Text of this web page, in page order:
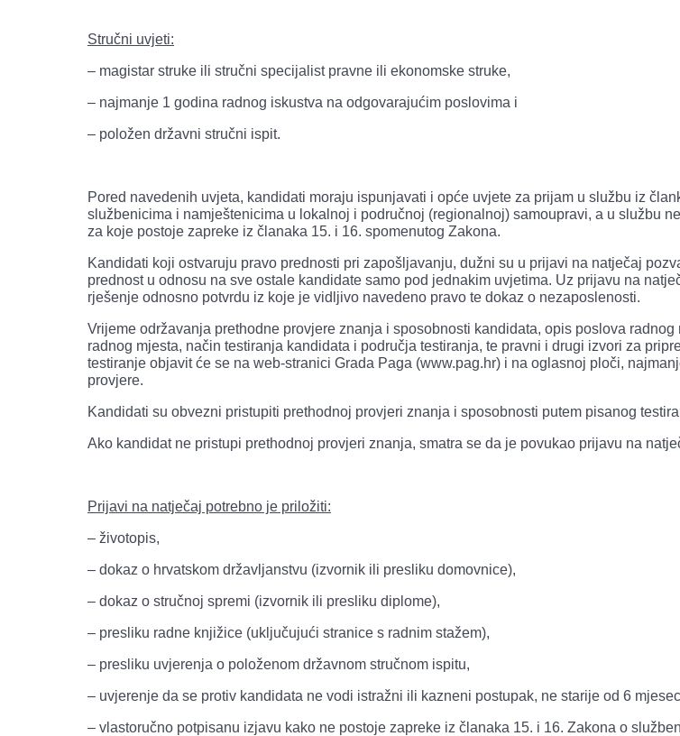
Stručni uvjeti:
– magistar struke ili stručni specijalist pravne ili ekonomske struke,
– najmanje 1 godina radnog iskustva na odgovarajućim poslovima i
– položen državni stručni ispit.
Pored navedenih uvjeta, kandidati moraju ispunjavati i opće uvjete za prijam u službu iz
službenicima i namještenicima u lokalnoj i područnoj (regionalnoj) samoupravi, a u službu
za koje postoje zapreke iz članaka 15. i 16. spomenutog Zakona.
Kandidati koji ostvaruju pravo prednosti pri zapošljavanju, dužni su u prijavi na natječaj
prednost u odnosu na sve ostale kandidate samo pod jednakim uvjetima. Uz prijavu na
rješenje odnosno potvrdu iz koje je vidljivo navedeno pravo te dokaz o nezaposlenosti.
Vrijeme održavanja prethodne provjere znanja i sposobnosti kandidata, opis poslova radnog
radnog mjesta, način testiranja kandidata i područja testiranja, te pravni i drugi izvori za
testiranje objavit će se na web-stranici Grada Paga (www.pag.hr) i na oglasnoj ploči,
provjere.
Kandidati su obvezni pristupiti prethodnoj provjeri znanja i sposobnosti putem pisanog
Ako kandidat ne pristupi prethodnoj provjeri znanja, smatra se da je povukao prijavu na
Prijavi na natječaj potrebno je priložiti:
– životopis,
– dokaz o hrvatskom državljanstvu (izvornik ili presliku domovnice),
– dokaz o stručnoj spremi (izvornik ili presliku diplome),
– presliku radne knjižice (uključujući stranice s radnim stažem),
– presliku uvjerenja o položenom državnom stručnom ispitu,
– uvjerenje da se protiv kandidata ne vodi istražni ili kazneni postupak, ne starije od 6
– vlastoručno potpisanu izjavu kako ne postoje zapreke iz članaka 15. i 16. Zakona o